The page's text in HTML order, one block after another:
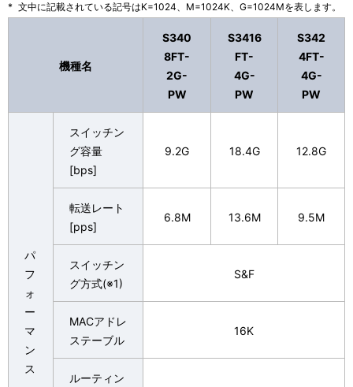
* 文中に記載されている記号はK=1024、M=1024K、G=1024Mを表します。
機種名
S340
8FT-
2G-
PW
S3416
FT-
4G-
PW
S342
4FT-
4G-
PW
パ
フ
ォ
ー
マ
ン
ス
スイッチン
グ容量
[bps]
9.2G 18.4G 12.8G
転送レート
[pps]
6.8M 13.6M 9.5M
スイッチン
グ方式(※1)
S&F
MACアドレ
ステーブル
16K
ルーティン